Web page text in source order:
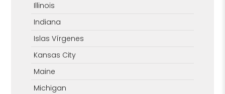
Illinois
Indiana
Islas Vírgenes
Kansas City
Maine
Michigan